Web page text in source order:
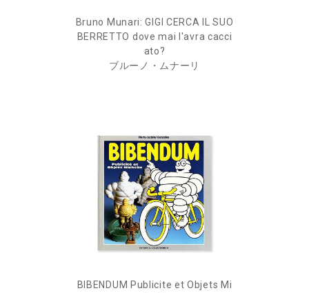
Bruno Munari: GIGI CERCA IL SUO
BERRETTO dove mai l'avra cacci
ato?
ブルーノ・ムナーリ
BIBENDUM Publicite et Objets Mi